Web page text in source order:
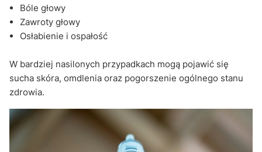
Bóle głowy
Zawroty głowy
Osłabienie i ospałość
W bardziej nasilonych przypadkach mogą pojawić się
sucha skóra, omdlenia oraz pogorszenie ogólnego stanu
zdrowia.